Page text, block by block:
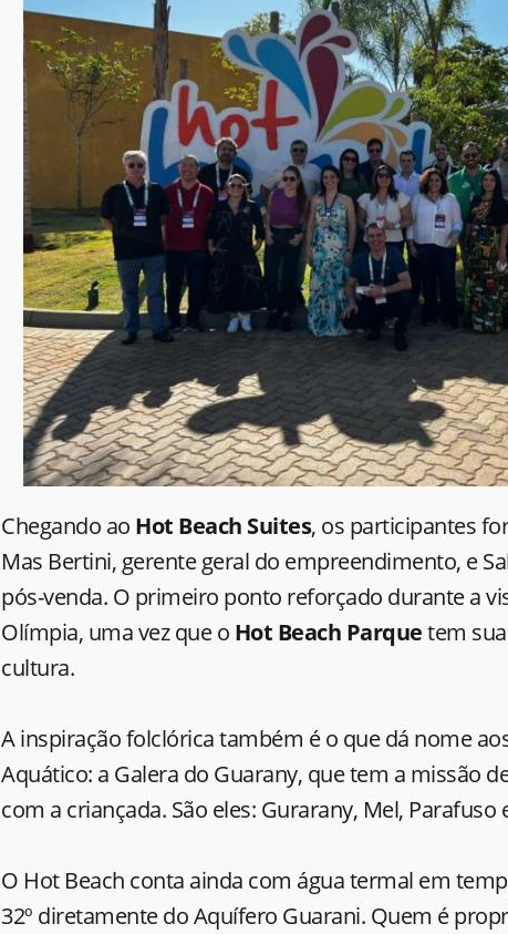
Chegando ao Hot Beach Suites, os participantes
Mas Bertini, gerente geral do empreendimento, e
pós-venda. O primeiro ponto reforçado durante a
Olímpia, uma vez que o Hot Beach Parquetem
cultura.
A inspiração folclórica também é o que dá nome
Aquático: a Galera do Guarany, que tem a missão
com a criançada. São eles: Gurarany, Mel, Parafuso
O Hot Beach conta ainda com água termal em
32º diretamente do Aquífero Guarani. Quem é